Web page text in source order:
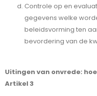
Controle op en
gegevens welke
beleidsvorming ten
bevordering van de
Uitingen van onvrede:
Artikel 3